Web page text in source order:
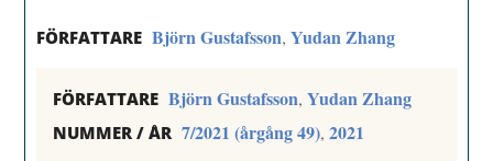
FÖRFATTARE Björn Gustafsson,Yudan Zhang
FÖRFATTARE Björn Gustafsson,Yudan Zhang
NUMMER / ÅR 7/2021 (årgång 49),2021